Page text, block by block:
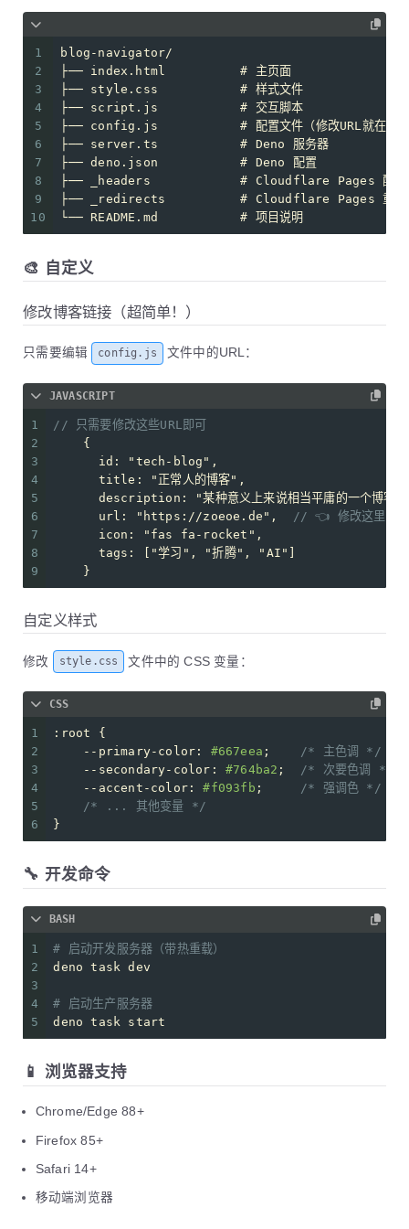
1
2
3
4
5
6
7
8
9
10
blog-navigator/
├── index.html          # 主页面
├── style.css           # 样式文件
├── script.js           # 交互脚本
├── config.js           # 配置文件（修改URL就在这里
├── server.ts           # Deno 服务器
├── deno.json           # Deno 配置
├── _headers            # Cloudflare Pages 配置
├── _redirects          # Cloudflare Pages 重定
└── README.md           # 项目说明
🎨 自定义
修改博客链接（超简单！）
只需要编辑 config.js 文件中的URL：
JAVASCRIPT
1
2
3
4
5
6
7
8
9
// 只需要修改这些URL即可
    {
id : "tech-blog" ,
title : "正常人的博客" ,
description : "某种意义上来说相当平庸的一个博客"
url : "https://zoeoe.de" ,
// 👈 修改这里的
icon : "fas fa-rocket" ,
tags : [ "学习" , "折腾" , "AI"
    }
自定义样式
修改 style.css 文件中的 CSS 变量：
CSS
1
2
3
4
5
6
:root {
--primary-color : #667eea ;
/* 主色调 */
--secondary-color : #764ba2 ;
/* 次要色调 */
--accent-color: #f093fb ;
/* 强调色 */
/* ... 其他变量 */
}
🔧 开发命令
BASH
1
2
3
4
5
# 启动开发服务器（带热重载）
deno task dev
# 启动生产服务器
deno task start
📱 浏览器支持
Chrome/Edge 88+
Firefox 85+
Safari 14+
移动端浏览器